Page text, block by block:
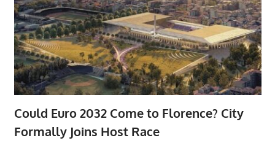
Could Euro 2032 Come to Florence? City
Formally Joins Host Race